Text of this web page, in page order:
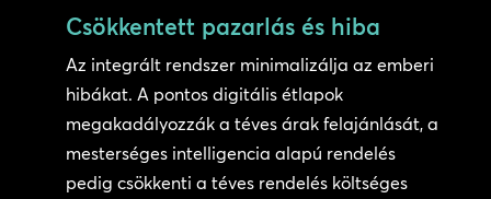
Csökkentett pazarlás és hiba
Az integrált rendszer minimalizálja az emberi
hibákat. A pontos digitális étlapok
megakadályozzák a téves árak felajánlását, a
mesterséges intelligencia alapú rendelés
pedig csökkenti a téves rendelés költséges